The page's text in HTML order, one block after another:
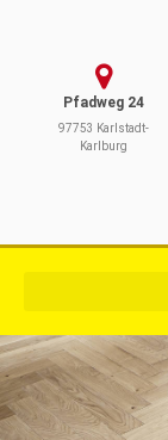
Pfadweg 24
97753 Karlstadt-
Karlburg